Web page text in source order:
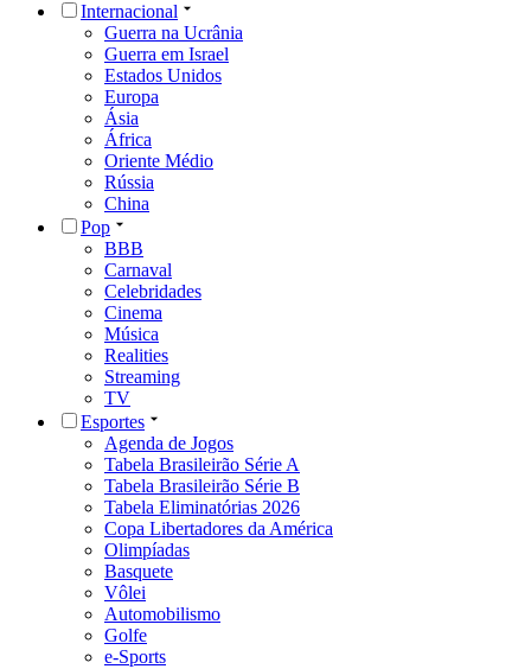
Internacional
Guerra na Ucrânia
Guerra em Israel
Estados Unidos
Europa
Ásia
África
Oriente Médio
Rússia
China
Pop
BBB
Carnaval
Celebridades
Cinema
Música
Realities
Streaming
TV
Esportes
Agenda de Jogos
Tabela Brasileirão Série A
Tabela Brasileirão Série B
Tabela Eliminatórias 2026
Copa Libertadores da América
Olimpíadas
Basquete
Vôlei
Automobilismo
Golfe
e-Sports